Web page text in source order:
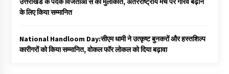
के लिए किया सम्मानित
National Handloom Day:सीएम धामी ने उत्कृष्ट बुनकरों और हस्तशिल्प
कारीगरों को किया सम्मानित, वोकल फॉर लोकल को दिया बढ़ावा